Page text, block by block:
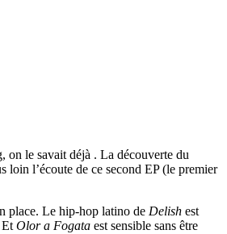
on le savait déjà . La découverte du
loin l’écoute de ce second EP (le premier
place. Le hip-hop latino de Delish est
Olor a Fogata est sensible sans être